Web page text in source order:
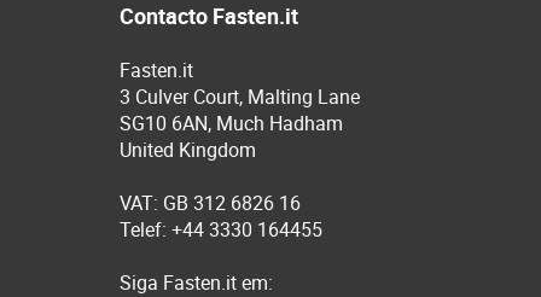
Contacto Fasten.it
Fasten.it
3 Culver Court, Malting Lane
SG10 6AN, Much Hadham
United Kingdom
VAT: GB 312 6826 16
Telef: +44 3330 164455
Siga Fasten.it em: